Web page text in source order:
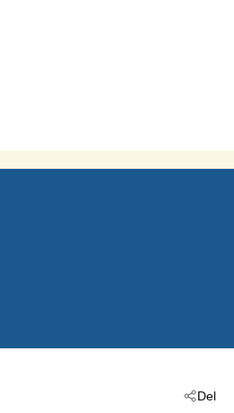
Del